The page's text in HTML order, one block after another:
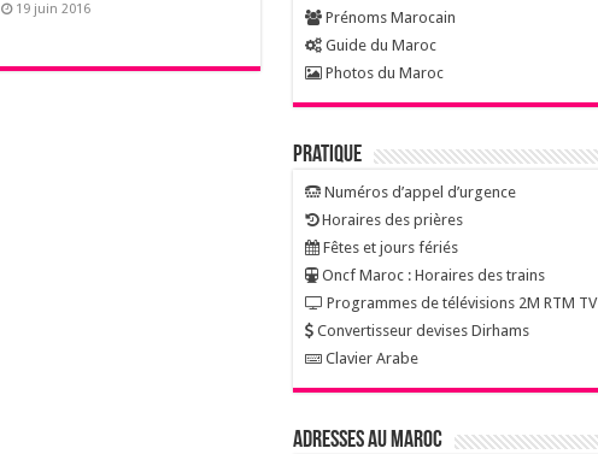
19 juin 2016
Prénoms Marocain
Guide du Maroc
Photos du Maroc
Pratique
Numéros d’appel d’urgence
Horaires des prières
Fêtes et jours fériés
Oncf Maroc : Horaires des trains
Programmes de télévisions 2M RTM TV
Convertisseur devises Dirhams
Clavier Arabe
Adresses au Maroc